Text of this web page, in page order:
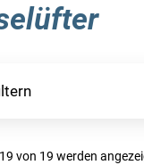
von 19 werden